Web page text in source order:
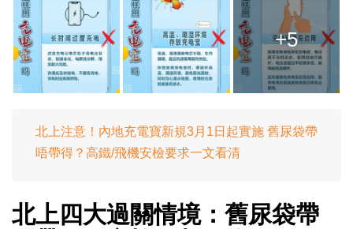
+5
北上注意！內地充電寶新規3月1日起實施 舊尿袋帶
唔帶得？高鐵/飛機安檢要求一文看清
北上四大過關情境：舊尿袋帶